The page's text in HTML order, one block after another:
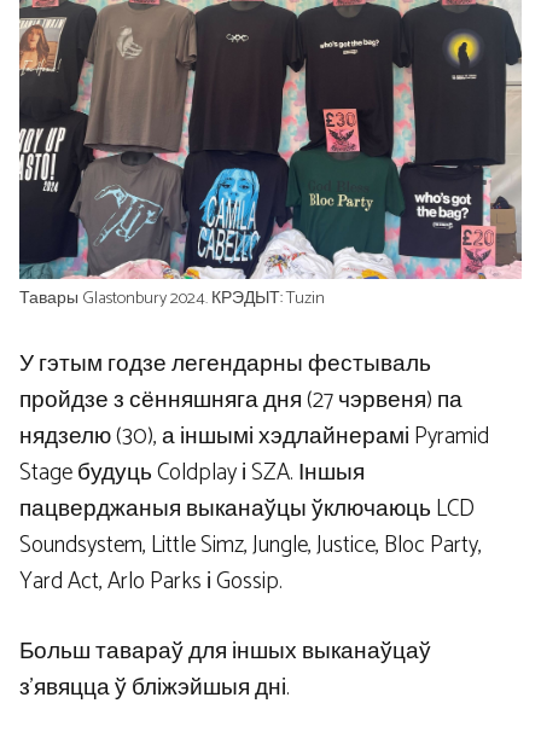
Тавары Glastonbury 2024. КРЭДЫТ: Tuzin
У гэтым годзе легендарны фестываль
пройдзе з сённяшняга дня (27 чэрвеня) па
нядзелю (30), а іншымі хэдлайнерамі Pyramid
Stage будуць Coldplay і SZA. Іншыя
пацверджаныя выканаўцы ўключаюць LCD
Soundsystem, Little Simz, Jungle, Justice, Bloc Party,
Yard Act, Arlo Parks і Gossip.
Больш тавараў для іншых выканаўцаў
з’явяцца ў бліжэйшыя дні.